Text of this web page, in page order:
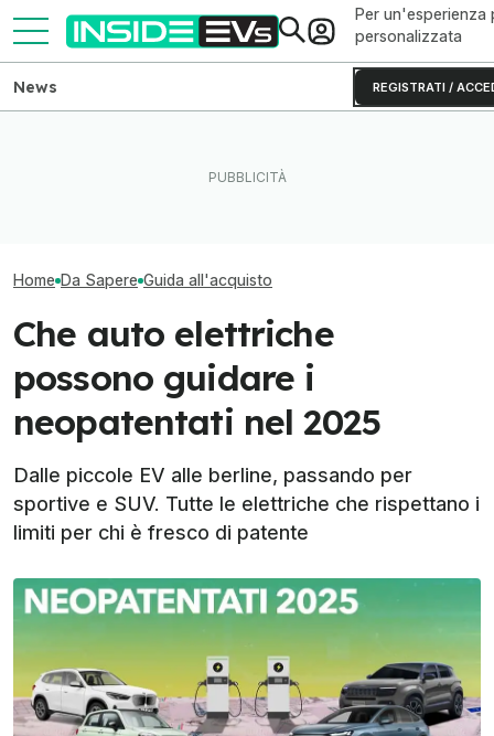
Per un'esperienza
personalizzata
REGISTRATI /
News
Home Da Sapere Guida all'acquisto
Che auto elettriche
possono guidare i
neopatentati nel 2025
Dalle piccole EV alle berline, passando per
sportive e SUV. Tutte le elettriche che rispettano i
limiti per chi è fresco di patente